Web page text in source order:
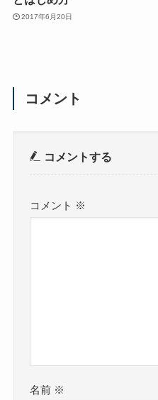
2017年6月20日
コメント
コメントする
コメント ※
名前 ※